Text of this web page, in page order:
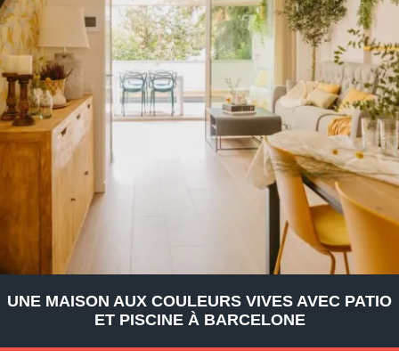
UNE MAISON AUX COULEURS VIVES AVEC PATIO
ET PISCINE À BARCELONE